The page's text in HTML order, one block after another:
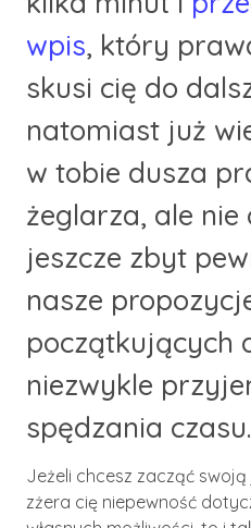
wpis, który
skusi cię do
natomiast już
w tobie dusza
żeglarza, ale nie
jeszcze zbyt
nasze
początkujących
niezwykle
spędzania czasu.
Jeżeli chcesz zacząć
zżera cię niepewność